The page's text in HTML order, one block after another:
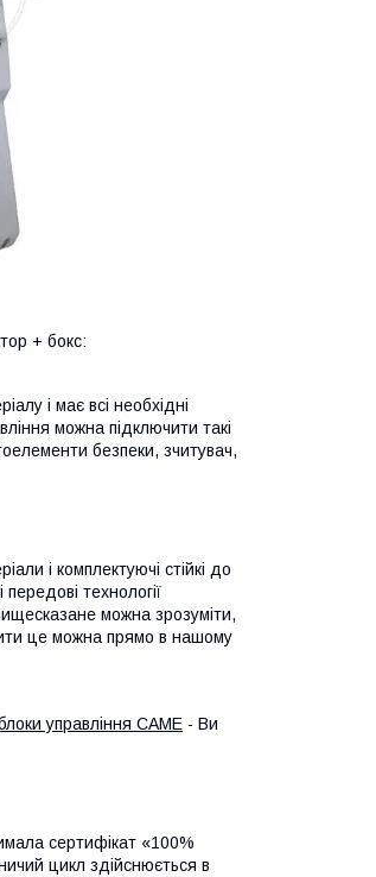
+ бокс:
і має всі необхідні
можна підключити такі
безпеки, зчитувач,
і комплектуючі стійкі до
технології
можна зрозуміти,
це можна прямо в нашому
управління CAME - Ви
сертифікат «100%
цикл здійснюється в